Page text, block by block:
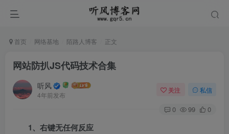
首页 网络基地 陌路人博客 正文
网站防扒JS代码技术合集
听风
4年前发布
关注 私信
0 99 0
1、右键无任何反应